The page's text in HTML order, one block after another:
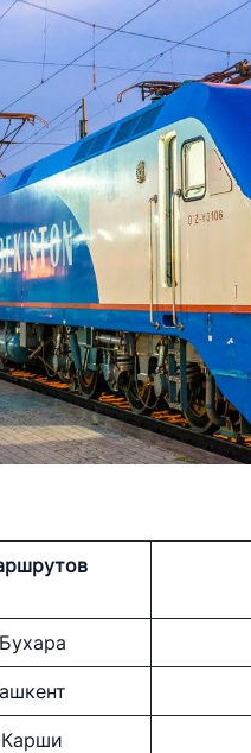
о
поиск
и совета
развития,